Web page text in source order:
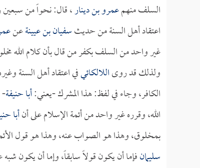
السلف منهمعمرو بن دينار، قال: نحواً من سبعين
اعتقاد أهل السنة من حديثسفيان بن عيينةعن
غير واحد من السلف بكفر من قال بأن كلام الله
ولذلك قد روىاللالكائيفي اعتقاد أهل السنة
الكافر، وجاء في لفظ: هذا المشرك -يعني:أبا حنيفة-
الله، وقرره غير واحد من أئمة الإسلام على أنأبا
بمخلوق، وهذا هو الصواب عنه، وهذا هو قول
سليمانفإما أن يكون قولاً سابقاً، وإما أن يكون